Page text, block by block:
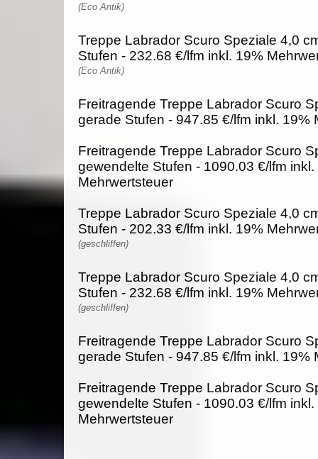
(Eco Antik)
Treppe Labrador Scuro Speziale 4,0
Stufen - 232.68 €/lfm inkl. 19%
(Eco Antik)
Freitragende Treppe Labrador Scuro
gerade Stufen - 947.85 €/lfm inkl. 19%
Freitragende Treppe Labrador Scuro
gewendelte Stufen - 1090.03 €/lfm inkl.
Mehrwertsteuer
Treppe Labrador Scuro Speziale 4,0
Stufen - 202.33 €/lfm inkl. 19%
(geschliffen)
Treppe Labrador Scuro Speziale 4,0
Stufen - 232.68 €/lfm inkl. 19%
(geschliffen)
Freitragende Treppe Labrador Scuro
gerade Stufen - 947.85 €/lfm inkl. 19%
Freitragende Treppe Labrador Scuro
gewendelte Stufen - 1090.03 €/lfm inkl.
Mehrwertsteuer